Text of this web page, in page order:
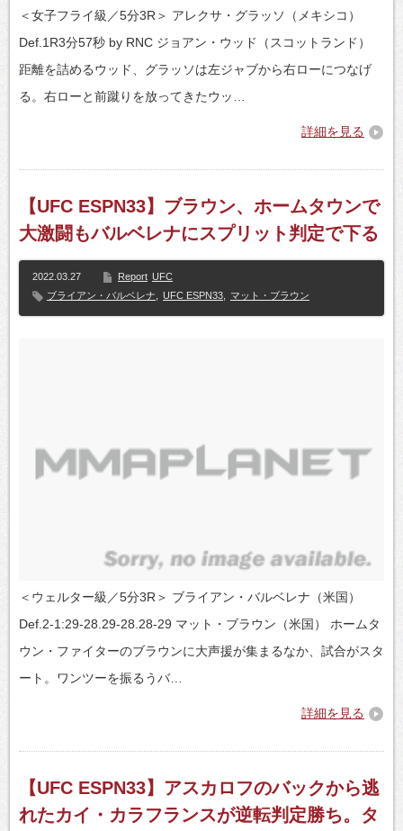
＜女子フライ級／5分3R＞ アレクサ・グラッソ（メキシコ）
Def.1R3分57秒 by RNC ジョアン・ウッド（スコットランド）
距離を詰めるウッド、グラッソは左ジャブから右ローにつなげ
る。右ローと前蹴りを放ってきたウッ…
詳細を見る
【UFC ESPN33】ブラウン、ホームタウンで
大激闘もバルベレナにスプリット判定で下る
2022.03.27 Report UFC
ブライアン・バルベレナ
UFC ESPN33 マット・ブラウン
＜ウェルター級／5分3R＞ ブライアン・バルベレナ（米国）
Def.2-1:29-28.29-28.28-29 マット・ブラウン（米国） ホームタ
ウン・ファイターのブラウンに大声援が集まるなか、試合がスタ
ート。ワンツーを振るうバ…
詳細を見る
【UFC ESPN33】アスカロフのバックから逃
れたカイ・カラフランスが逆転判定勝ち。タ